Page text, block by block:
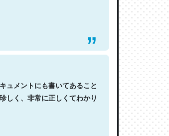
ュメントにも書いてあること
しく、非常に正しくてわかり